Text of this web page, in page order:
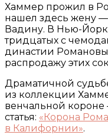
Хаммер прожил в
нашел здесь жену
Вадину. В Нью-Йорк
тридцатых с
династии
распродажу этих
Драматичной
из коллекции
венчальной
статья: «Корона
в Калифорнии».